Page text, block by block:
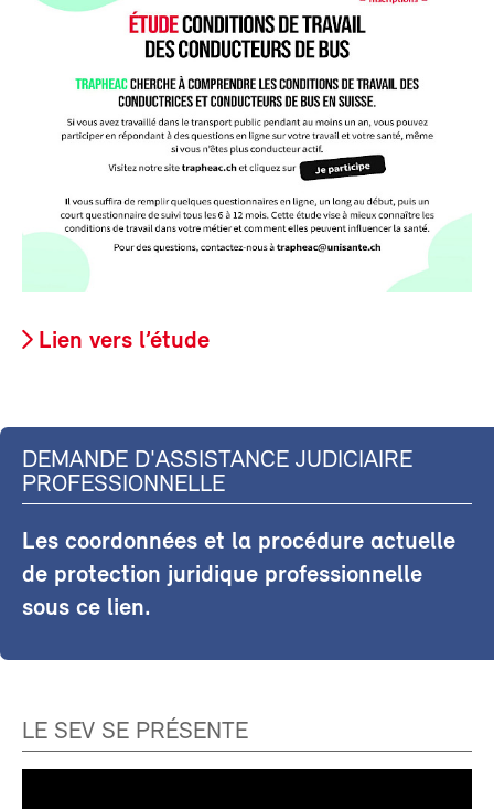
Lien vers l’étude
DEMANDE D'ASSISTANCE JUDICIAIRE
PROFESSIONNELLE
Les coordonnées et la procédure actuelle
de protection juridique professionnelle
sous ce lien.
LE SEV SE PRÉSENTE